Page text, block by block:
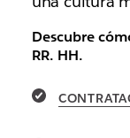
Descubre
RR. HH.